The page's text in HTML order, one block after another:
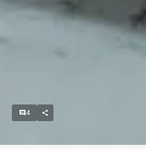
4